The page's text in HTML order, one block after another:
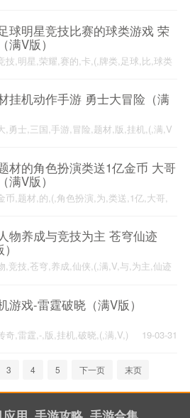
球明星竞技比赛的球类游戏 荣
满V版）
技,明星,荣耀,赛的,卡,(,牌类,足球,比,球类
挂机动作手游 勇士大冒险（满
,勇士,三国,手游,冒险,题材,版,挂机,(,满,V
材的角色扮演类送1亿金币 大哥
满V版）
币,题材,的,(,角色扮演,为,类送,1亿,大哥,
物养成与竞技为主 苍穹仙迹
,竞技,苍穹,养成,仙侠,(,满,V,与,为主,仙迹
游戏-雷霆破晓（满V版）
奇,雷霆,-,版,挂机,破晓,(,满,V,) 19-03-31
3 4 5 下一页 末页